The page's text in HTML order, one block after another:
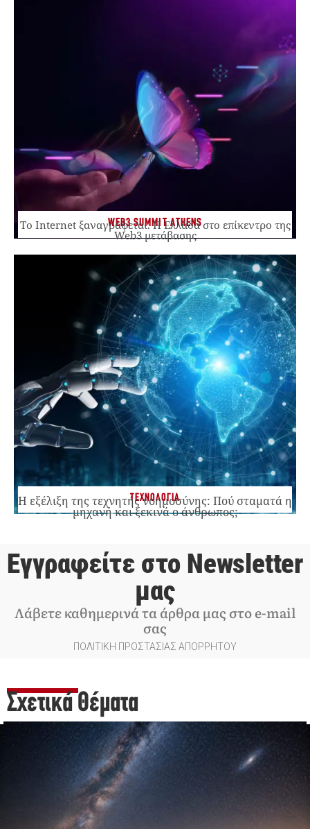
WEB3 SUMMIT ATHENS
Το Internet ξαναγράφεται. Η Ελλάδα στο επίκεντρο της
Web3 μετάβασης
ΤΕΧΝΟΛΟΓΙΑ
Η εξέλιξη της τεχνητής νοημοσύνης: Πού σταματά η
μηχανή και ξεκινά ο άνθρωπος;
Εγγραφείτε στο Newsletter
μας
Λάβετε καθημερινά τα άρθρα μας στο e-mail
σας
ΠΟΛΙΤΙΚΗ ΠΡΟΣΤΑΣΙΑΣ ΑΠΟΡΡΗΤΟΥ
Σχετικά Θέματα